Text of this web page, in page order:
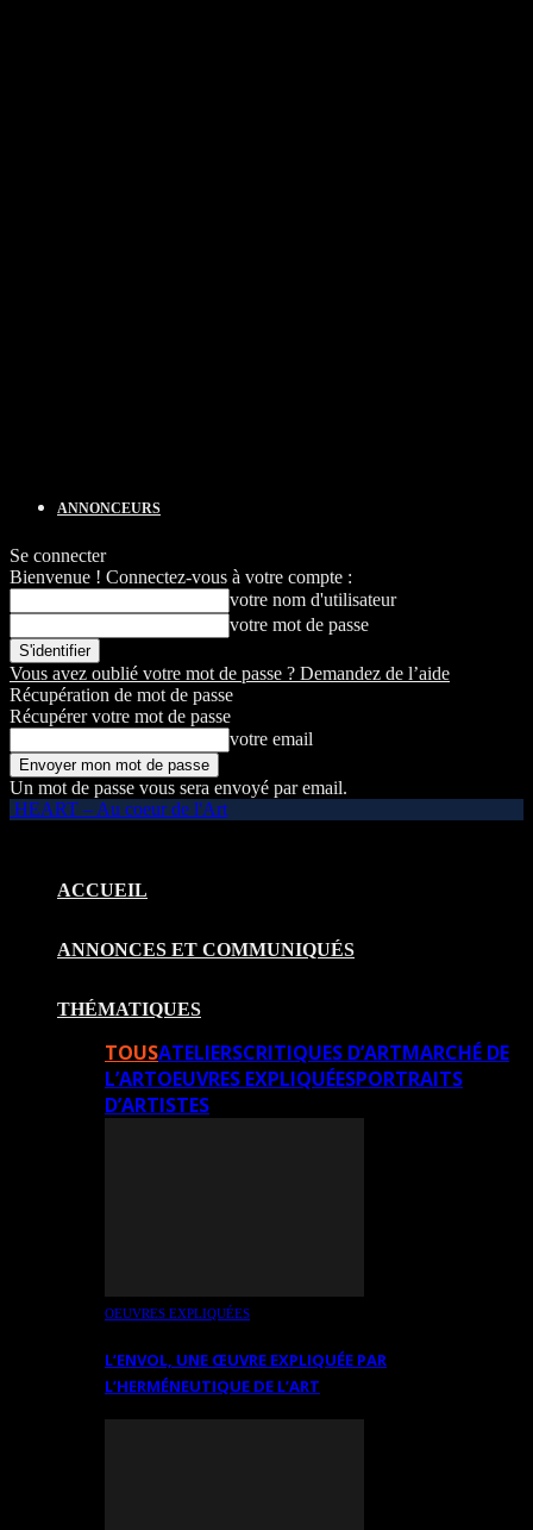
ANNONCEURS
Se connecter
Bienvenue ! Connectez-vous à votre compte :
votre nom d'utilisateur
votre mot de passe
Vous avez oublié votre mot de passe ? Demandez de l’aide
Récupération de mot de passe
Récupérer votre mot de passe
votre email
Un mot de passe vous sera envoyé par email.
HEART – Au coeur de l'Art
ACCUEIL
ANNONCES ET COMMUNIQUÉS
THÉMATIQUES
TOUSATELIERSCRITIQUES D’ARTMARCHÉ DE
L’ARTOEUVRES EXPLIQUÉESPORTRAITS
D’ARTISTES
OEUVRES EXPLIQUÉES
L’ENVOL, UNE ŒUVRE EXPLIQUÉE PAR
L’HERMÉNEUTIQUE DE L’ART